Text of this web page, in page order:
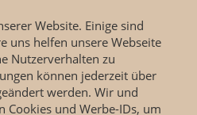
Website. Einige sind
uns helfen unsere Webseite
Nutzerverhalten zu
können jederzeit über
werden. Wir und
Cookies und Werbe-IDs, um